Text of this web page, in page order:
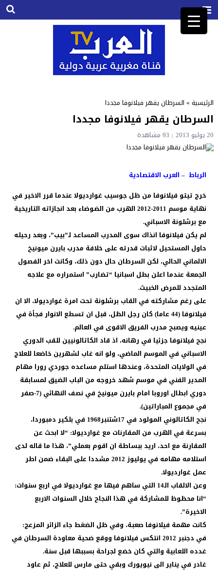
الرئيسية» السرطان يقهر فيلانوفا مجددا
السرطان يقهر فيلانوفا مجددا
20 يوليو 2013 93مشاهدة
الرباط – العرب الاقتصادية
خرج تيتو فيلانوفا من ظل جوسيب غوارديولا عندما قرر الاخير في
نهاية موسم 2011-2012 الهرب من الضوضاء بعد انجازاته التاريخية
مع برشلونة الاسباني.
لم يكن فيلانوفا انذاك سوى المدرب المساعد لـ”بيب”، وبعد رحيله
حاول المستحيل لاثبات قدرته على خلافة مدرب بايرن ميونيخ
الالماني الحالي، لكن السرطان حال دون ذلك، وكانت اخر الفصول
الجمعة عندما اعلن بطل اسبانيا “تضارب” استمراره مع علاجه
المتجدد للمرض الخبيث.
على رغم مشاركته في القاب برشلونة تحت امرة غوارديولا، الا ان
فيلانوفا (44 عاما) كان رجل الظل، قبل ان تسطع الانوار فجأة في
عينيه ويصبح مدرب الفريق الاقوى في العالم.
نجح فيلانوفا جزئيا في رهانه، اذ قاد الكاتالونيين للقب الدوري
الاسباني في الموسم الماضي، ولو انه غاب لشهرين خاضعا للعلاج
في الولايات المتحدة، وعندها استلم مساعده جوردي رورا مهام
المدير الفني في موسم شهد خروجه من الباب الضيق لمسابقة
دوري ابطال اوروبا امام بايرن ميونيخ في نصف النهائي (7-صفر
في مجموع المباراتين).
نجح الكاتالوني المولود في 17شتنبر1968 في بلكير دمبوردا،
بسرعة في الهرب من المقارنات مع غوارديولا: “لا ابحث عن
المقارنة مع احد، اريد ببساطة ان اقوم بعملي”، هذا ما قاله لدى
استلامه مهامه في يوليوز 2012 مشددا على البقاء ضمن اطر
عمل غوارديولا.
وعن الالقاب الـ14 التي ساهم فيها مع غوارديولا في اربع سنوات:
“انا محظوظ للمشاركة في هذا النجاح خلال السنوات الاربع
الاخيرة”.
كانت مهمة فيلانوفا صعبة، وفي ظل الضغط جاء الزائر المزعج:
في دجنبر 2012 انتكس فيلانوفا ووقع ضحية معاودة السرطان في
غدده اللعابية والتي كان خضع لجراحة بسببها قبل سنة.
غادر في يناير الى نيويورك وبقي حتى مارس للعلاج، ثم عاود